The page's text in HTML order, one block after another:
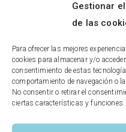
Gestionar
de las
Para ofrecer las mejores
cookies para almacenar y/o
consentimiento de estas
comportamiento de navegación o
No consentir o retirar el
ciertas características y funciones.
POLÍTICA DE COOKIES